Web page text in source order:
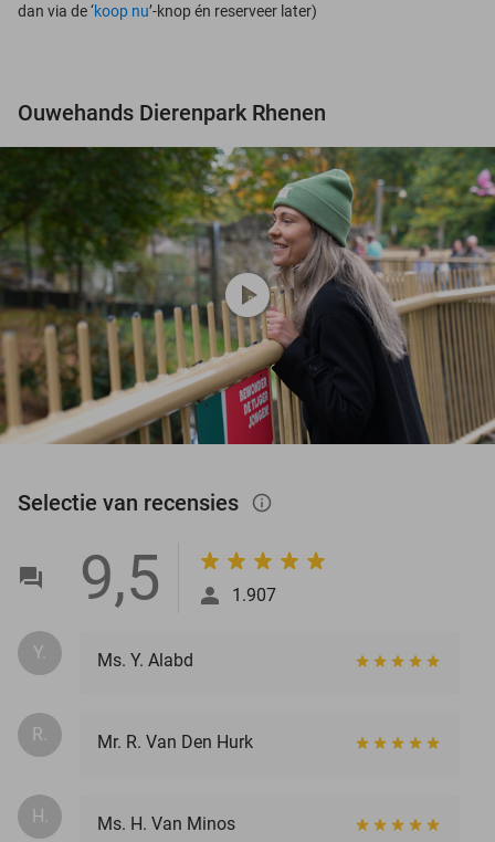
dan via de ‘koop nu’-knop én reserveer later)
Ouwehands Dierenpark Rhenen
play_circle
Selectie van recensies info_outlined
9,5 1.907
Y. Ms. Y. Alabd
R. Mr. R. Van Den Hurk
H. Ms. H. Van Minos